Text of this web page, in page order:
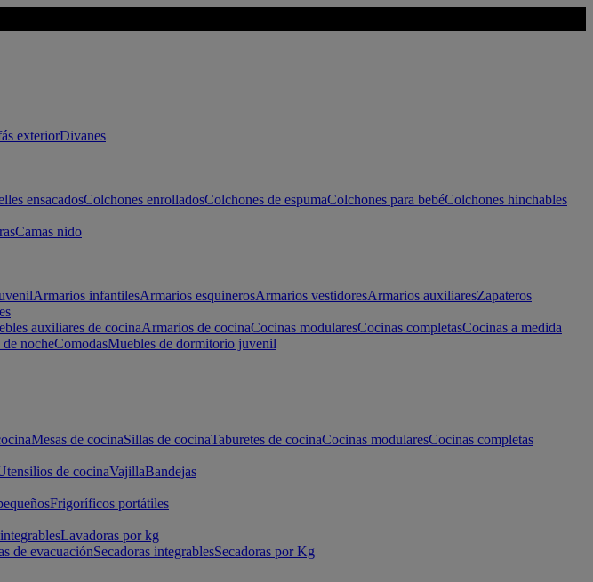
exteriorDivanes
ensacadosColchones enrolladosColchones de espumaColchones para bebéColchones hinchables
Camas nido
Armarios infantilesArmarios esquinerosArmarios vestidoresArmarios auxiliaresZapateros
auxiliares de cocinaArmarios de cocinaCocinas modularesCocinas completasCocinas a medida
de nocheComodasMuebles de dormitorio juvenil
Mesas de cocinaSillas de cocinaTaburetes de cocinaCocinas modularesCocinas completas
de cocinaVajillaBandejas
Frigoríficos portátiles
Lavadoras por kg
de evacuaciónSecadoras integrablesSecadoras por Kg